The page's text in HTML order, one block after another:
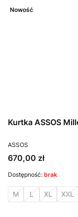
Nowość
Kurtka ASSOS
PRODUCENT
ASSOS
Cena
670,00 zł
Dostępność: brak
M L XL XXL